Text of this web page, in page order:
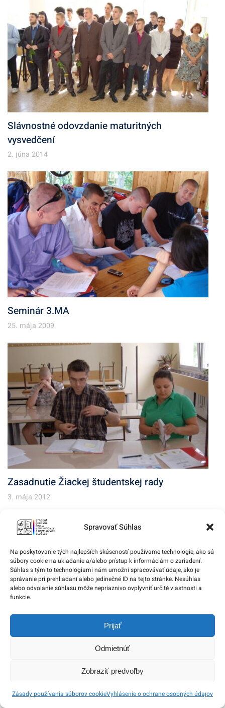
Spravovať Súhlas
Na poskytovanie tých najlepších skúseností používame technológie, ako sú
súbory cookie na ukladanie a/alebo prístup k informáciám o zariadení.
Súhlas s týmito technológiami nám umožní spracovávať údaje, ako je
správanie pri prehliadaní alebo jedinečné ID na tejto stránke. Nesúhlas
alebo odvolanie súhlasu môže nepriaznivo ovplyvniť určité vlastnosti a
funkcie.
Prijať
Odmietnúť
Zobraziť predvoľby
Zásady používania súborov cookieVyhlásenie o ochrane osobných údajov
Slávnostné odovzdanie maturitných
vysvedčení
2. júna 2014
Seminár 3.MA
25. mája 2009
Zasadnutie Žiackej študentskej rady
3. mája 2012
Deň gréckej kuchyne